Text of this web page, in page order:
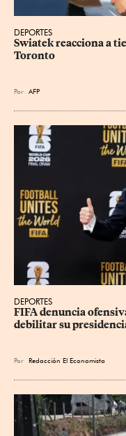
DEPORTES
Swiatek reacciona a
Toronto
Por AFP
DEPORTES
FIFA denuncia
debilitar su
Por Redacción El Economista